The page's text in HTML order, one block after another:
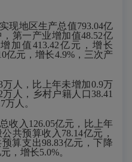
现地区生产总值793.04亿
，第一产业增加值48.52亿
加值413.42亿元，增长
亿元，增长4.9%，三次产
万人，比上年未增加0.9万
万人， 乡村户籍人口 38.41
7万人。
收入 126.05亿元，比上年
共预算收入 78.14亿元，
预算支出98.83亿元，下降
， 增长5.0%。